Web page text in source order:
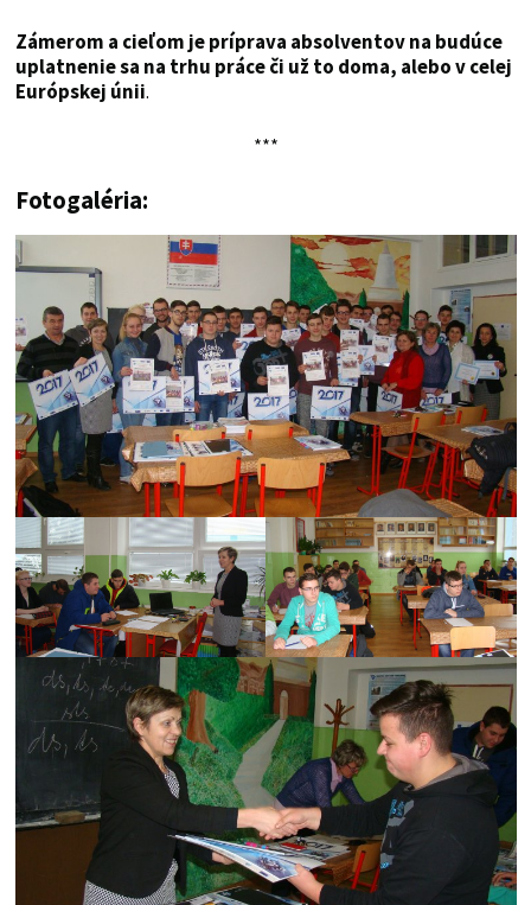
Zámerom a cieľom je príprava absolventov na budúce
uplatnenie sa na trhu práce či už to doma, alebo v celej
Európskej únii.
***
Fotogaléria: